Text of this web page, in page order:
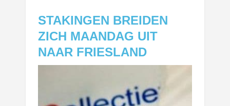
STAKINGEN BREIDEN
ZICH MAANDAG UIT
NAAR FRIESLAND